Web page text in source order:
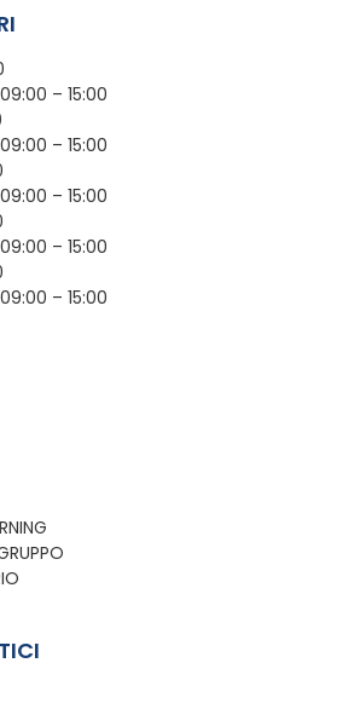
09:00 – 15:00
09:00 – 15:00
09:00 – 15:00
09:00 – 15:00
09:00 – 15:00